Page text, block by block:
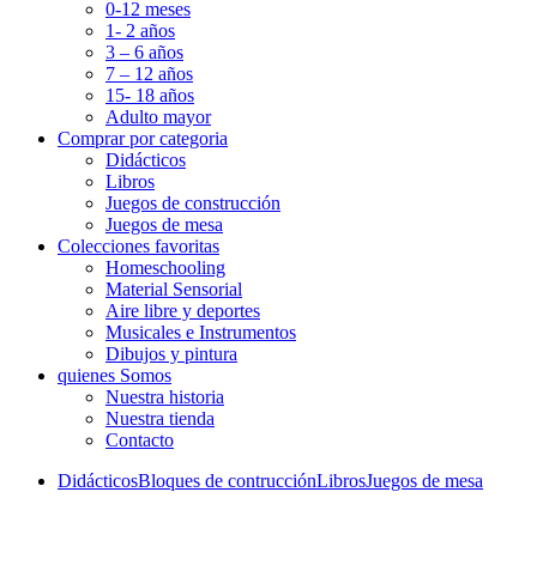
0-12 meses
1- 2 años
3 – 6 años
7 – 12 años
15- 18 años
Adulto mayor
Comprar por categoria
Didácticos
Libros
Juegos de construcción
Juegos de mesa
Colecciones favoritas
Homeschooling
Material Sensorial
Aire libre y deportes
Musicales e Instrumentos
Dibujos y pintura
quienes Somos
Nuestra historia
Nuestra tienda
Contacto
DidácticosBloques de contrucciónLibrosJuegos de mesa